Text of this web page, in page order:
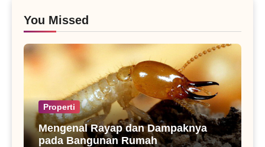
You Missed
Properti
Mengenal Rayap dan Dampaknya
pada Bangunan Rumah